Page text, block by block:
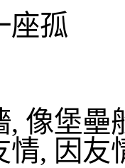
座孤
, 像堡壘
情, 因友